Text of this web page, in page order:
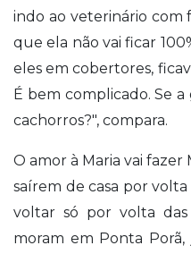
indo ao veterinário com
que ela não vai ficar
eles em cobertores,
É bem complicado. Se a
cachorros?", compara.
O amor à Maria vai
saírem de casa por volta
voltar só por volta
moram em Ponta